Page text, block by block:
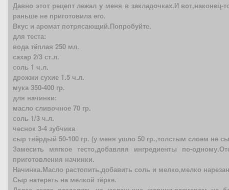
Давно этот рецепт лежал у меня в закладочках.И вот,наконец-
раньше не приготовила его.
Вкус и аромат потрясающий.Попробуйте.
для теста:
вода тёплая 250 мл.
сахар 2/3 ст.л.
соль 1 ч.л.
дрожжи сухие 1.5 ч.л.
мука 350-400 гр.
для начинки:
масло сливочное 70 гр.
соль 1/3 ч.л.
чеснок 3-4 зубчика
сыр твёрдый 50-100 гр. (у меня ушло 50 гр.,толстым слоем не
Замесить мягкое тесто,добавляя ингредиенты по-
приготовления начинки.
Начинка.Масло растопить,добавить соль и мелко,мелко
Сыр натереть на мелкой тёрке.